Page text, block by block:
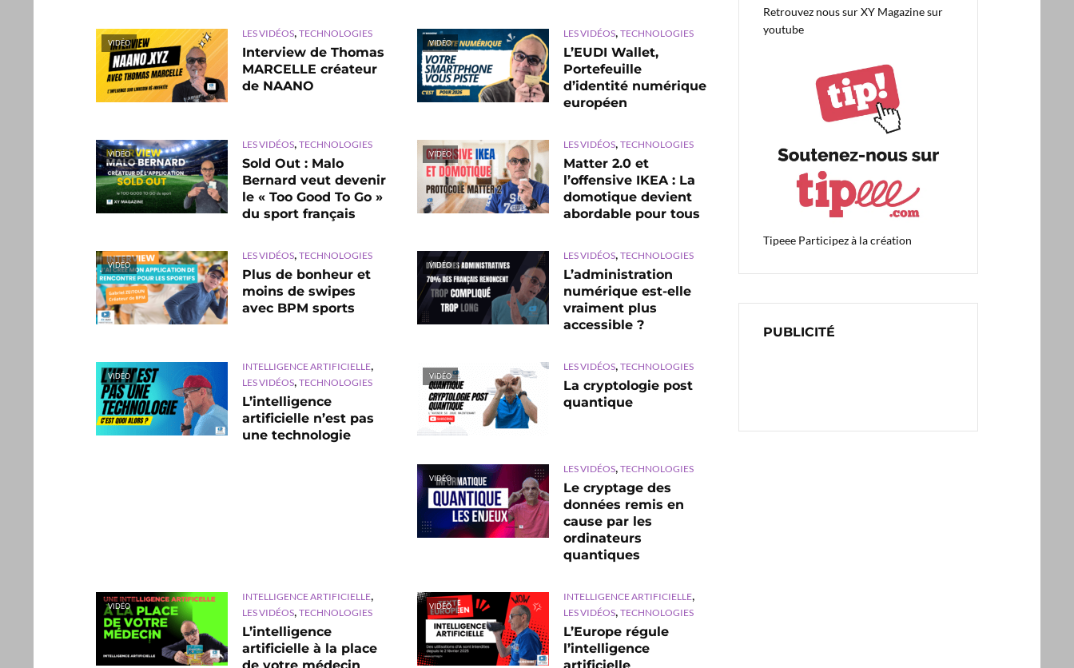
VIDÉO
LES VIDÉOS, TECHNOLOGIES
Interview de Thomas
MARCELLE créateur
de NAANO
VIDÉO
LES VIDÉOS, TECHNOLOGIES
L’EUDI Wallet,
Portefeuille
d’identité numérique
européen
VIDÉO
LES VIDÉOS, TECHNOLOGIES
Sold Out : Malo
Bernard veut devenir
le « Too Good To Go »
du sport français
VIDÉO
LES VIDÉOS, TECHNOLOGIES
Matter 2.0 et
l’offensive IKEA : La
domotique devient
abordable pour tous
VIDÉO
LES VIDÉOS TECHNOLOGIES
Plus de bonheur et
moins de swipes
avec BPM sports
VIDÉO
LES VIDÉOS TECHNOLOGIES
L’administration
numérique est-elle
vraiment plus
accessible ?
VIDÉO
INTELLIGENCE ARTIFICIELLE
LES VIDÉOS TECHNOLOGIES
L’intelligence
artificielle n’est pas
une technologie
VIDÉO
LES VIDÉOS TECHNOLOGIES
La cryptologie post
quantique
VIDÉO
LES VIDÉOS TECHNOLOGIES
Le cryptage des
données remis en
cause par les
ordinateurs
quantiques
VIDÉO
INTELLIGENCE ARTIFICIELLE
LES VIDÉOS TECHNOLOGIES
L’intelligence
artificielle à la place
de votre médecin
VIDÉO
INTELLIGENCE ARTIFICIELLE
LES VIDÉOS TECHNOLOGIES
L’Europe régule
l’intelligence
artificielle
Retrouvez nous surXY Magazine sur
youtube
Tipeee Participez à la création
PUBLICITÉ